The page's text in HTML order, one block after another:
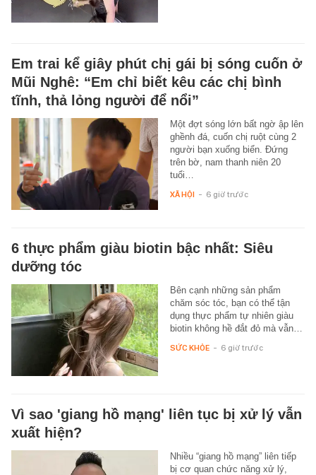
Em trai kể giây phút chị gái bị sóng cuốn ở
Mũi Nghê: “Em chỉ biết kêu các chị bình
tĩnh, thả lỏng người để nổi”
Một đợt sóng lớn bất ngờ ập lên
ghềnh đá, cuốn chị ruột cùng 2
người bạn xuống biển. Đứng
trên bờ, nam thanh niên 20
tuổi…
XÃ HỘI - 6 giờ trước
6 thực phẩm giàu biotin bậc nhất: Siêu
dưỡng tóc
Bên cạnh những sản phẩm
chăm sóc tóc, bạn có thể tận
dụng thực phẩm tự nhiên giàu
biotin không hề đắt đỏ mà vẫn…
SỨC KHỎE - 6 giờ trước
Vì sao 'giang hồ mạng' liên tục bị xử lý vẫn
xuất hiện?
Nhiều “giang hồ mạng” liên tiếp
bị cơ quan chức năng xử lý,